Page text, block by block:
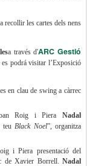
recollir les cartes dels nens
a través d'ARC Gestió
podrá visitar l’Exposició
en clau de swing a càrrec
Roig i Piera Nadal
teuBlack Noel”, organitza
i Piera presentació del
de Xavier Borrell.Nadal